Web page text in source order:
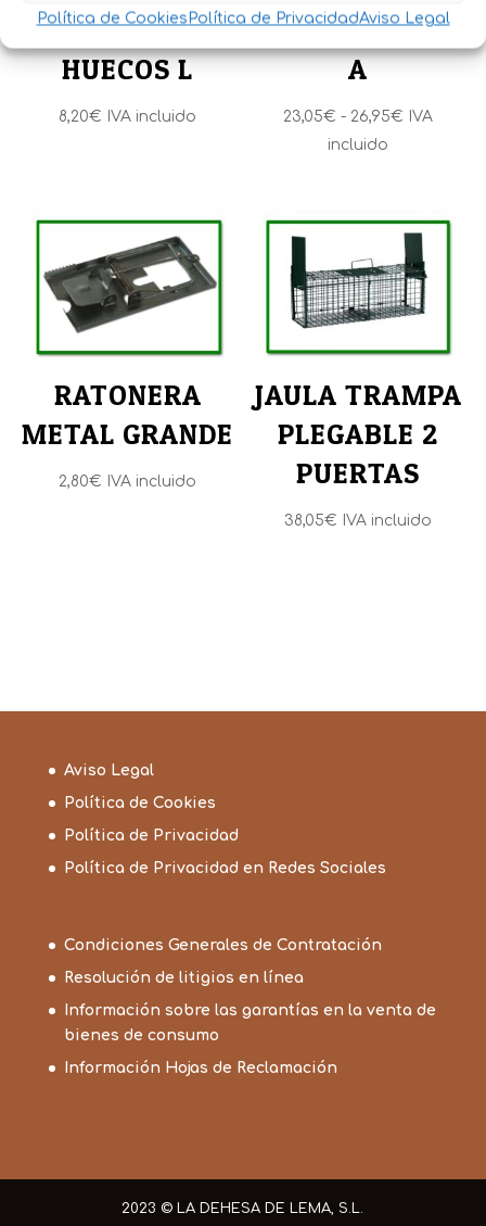
Política de Cookies Política de PrivacidadAviso Legal
AGUJEROS 2
HUECOS L
8,20€ IVA incluido
MULTICAPTUR
A
23,05€ - 26,95€ Rango
23,05€
hasta
26,95€
IVA
incluido
RATONERA
METAL GRANDE
2,80€ IVA incluido
JAULA TRAMPA
PLEGABLE 2
PUERTAS
38,05€ IVA incluido
Aviso Legal
Política de Cookies
Política de Privacidad
Política de Privacidad en Redes Sociales
Condiciones Generales de Contratación
Resolución de litigios en línea
Información sobre las garantías en la venta de
bienes de consumo
Información Hojas de Reclamación
2023 © LA DEHESA DE LEMA, S.L.